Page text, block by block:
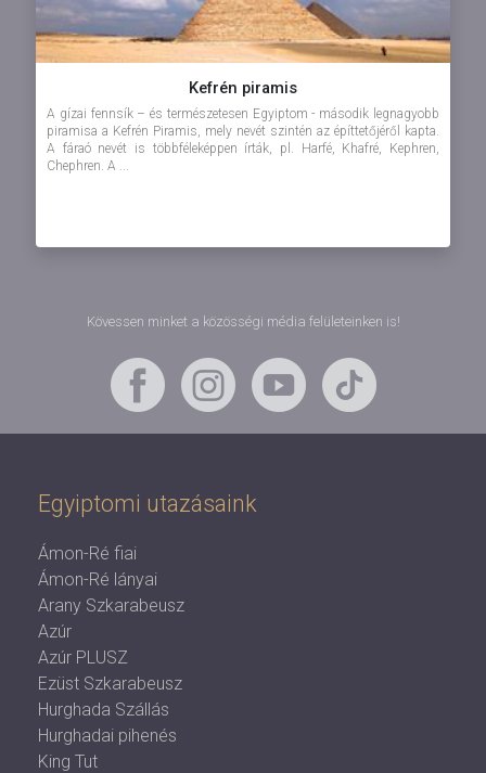
Kefrén piramis
A gízai fennsík – és természetesen Egyiptom - második legnagyobb
piramisa a Kefrén Piramis, mely nevét szintén az építtetőjéről kapta.
A fáraó nevét is többféleképpen írták, pl. Harfé, Khafré, Kephren,
Chephren. A ...
Kövessen minket a közösségi média felületeinken is!
Egyiptomi utazásaink
Ámon-Ré fiai
Ámon-Ré lányai
Arany Szkarabeusz
Azúr
Azúr PLUSZ
Ezüst Szkarabeusz
Hurghada Szállás
Hurghadai pihenés
King Tut